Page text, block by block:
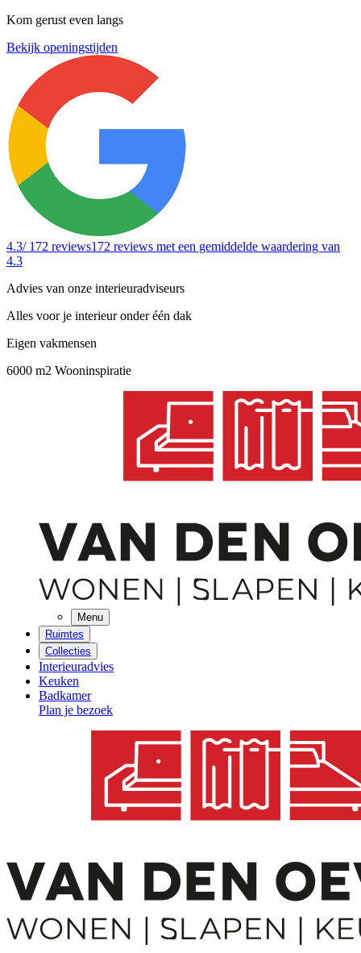
Kom gerust even langs
Bekijk openingstijden
4.3/ 172 reviews172 reviews met een gemiddelde waardering van
4.3
Advies van onze interieuradviseurs
Alles voor je interieur onder één dak
Eigen vakmensen
6000 m2 Wooninspiratie
Menu
Ruimtes
Collecties
Interieuradvies
Keuken
Badkamer
Plan je bezoek